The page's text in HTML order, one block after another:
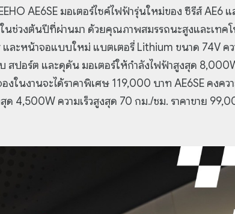
AE6SE มอเตอร์ไซค์ไฟฟ้ารุ่นใหม่ของ ซีรีส์ AE6 แ
นช่วงต้นปีที่ผ่านมา ด้วยคุณภาพสมรรถนะสูงและเทค
ะหน้าจอแบบใหม่ แบตเตอรี่ Lithium ขนาด 74V ค
สปอร์ต และดุดัน มอเตอร์ให้กำลังไฟฟ้าสูงสุด
ในงานจะได้ราคาพิเศษ 119,000 บาท AE6SE คงคว
4,500W ความเร็วสูงสุด 70 กม./ชม. ราคาขาย